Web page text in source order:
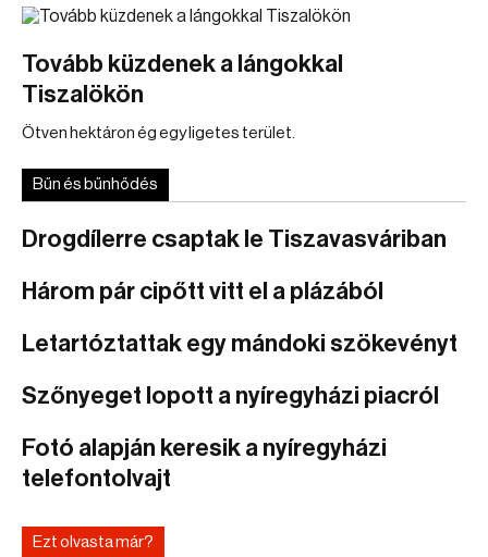
Tovább küzdenek a lángokkal
Tiszalökön
Ötven hektáron ég egy ligetes terület.
Bűn és bűnhődés
Drogdílerre csaptak le Tiszavasváriban
Három pár cipőtt vitt el a plázából
Letartóztattak egy mándoki szökevényt
Szőnyeget lopott a nyíregyházi piacról
Fotó alapján keresik a nyíregyházi
telefontolvajt
Ezt olvasta már?